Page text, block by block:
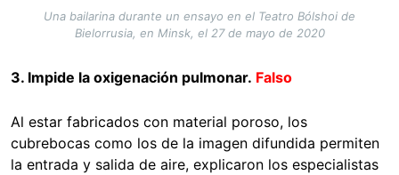
Una bailarina durante un ensayo en el Teatro Bólshoi de
Bielorrusia, en Minsk, el 27 de mayo de 2020
3. Impide la oxigenación pulmonar. Falso
Al estar fabricados con material poroso, los
cubrebocas como los de la imagen difundida permiten
la entrada y salida de aire, explicaron los especialistas